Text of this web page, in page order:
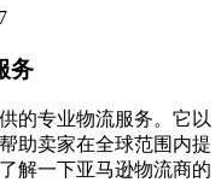
务
的专业物流服务。它以
助卖家在全球范围内提
解一下亚马逊物流商的